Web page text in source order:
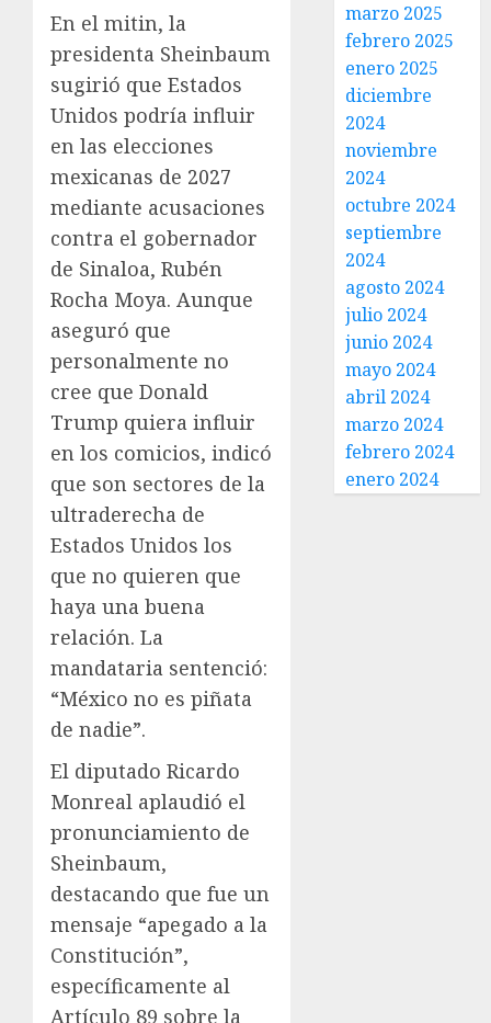
En el mitin, la
presidenta Sheinbaum
sugirió que Estados
Unidos podría influir
en las elecciones
mexicanas de 2027
mediante acusaciones
contra el gobernador
de Sinaloa, Rubén
Rocha Moya. Aunque
aseguró que
personalmente no
cree que Donald
Trump quiera influir
en los comicios, indicó
que son sectores de la
ultraderecha de
Estados Unidos los
que no quieren que
haya una buena
relación. La
mandataria sentenció:
“México no es piñata
de nadie”.
El diputado Ricardo
Monreal aplaudió el
pronunciamiento de
Sheinbaum,
destacando que fue un
mensaje “apegado a la
Constitución”,
específicamente al
Artículo 89 sobre la
marzo 2025
febrero 2025
enero 2025
diciembre
2024
noviembre
2024
octubre 2024
septiembre
2024
agosto 2024
julio 2024
junio 2024
mayo 2024
abril 2024
marzo 2024
febrero 2024
enero 2024